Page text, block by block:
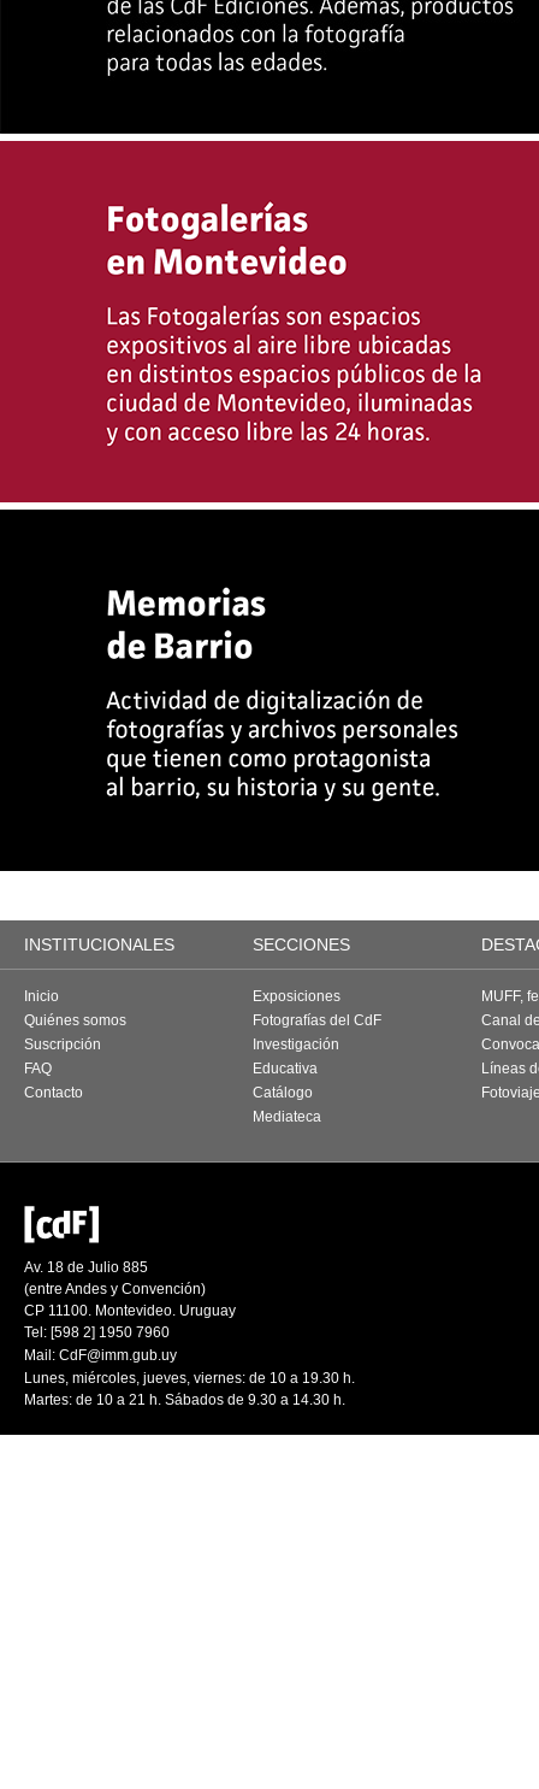
INSTITUCIONALES SECCIONES
Inicio
Quiénes somos
Suscripción
FAQ
Contacto
Exposiciones
Fotografías del CdF
Investigación
Educativa
Catálogo
Mediateca
MUFF,
Canal
Líneas
Av. 18 de Julio 885
(entre Andes y Convención)
CP 11100. Montevideo. Uruguay
Tel: [598 2] 1950 7960
Mail: CdF@imm.gub.uy
Lunes, miércoles, jueves, viernes: de 10 a 19.30 h.
Martes: de 10 a 21 h. Sábados de 9.30 a 14.30 h.